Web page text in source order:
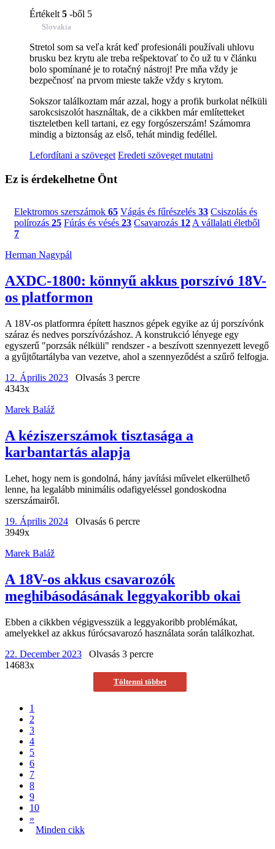
Értékelt 5 -ből 5
Slovakia
Stretol som sa veľa krát keď profesionáli používali uhlovu
brusku bez krytu ale treba rešpektovať to čo už tu v článku
bolo spomínané je to rotačný nástroj! Pre mňa vždy je
bezpečnosť na prvom mieste takže vždy s krytom.
Sokszor találkoztam már azzal, hogy a profik burkolat nélküli
sarokcsiszolót használtak, de a cikkben már említetteket
tiszteletben kell tartani, ez egy forgószerszám! Számomra
mindig a biztonság az első, tehát mindig fedéllel.
Lefordítani a szöveget Eredeti szöveget mutatni
Ez is érdekelhetne Önt
Elektromos szerszámok 65 Vágás és fűrészelés 33 Csiszolás és
polírozás 25 Fúrás és vésés 23 Csavarozás 12A vállalati életből
7
Herman Nagypál
AXDC-1800: könnyű akkus porszívó 18V-
os platformon
A 18V-os platformra épített hasznos gépek egyike az új porszívónk
száraz és nedves porszívózáshoz. A konstrukció lényege egy
egyszerű "porzsák nélküli" rendszer - a beszívott szennyezett levegő
a gyűjtőtartályba van vezetve, ahol a szennyeződést a szűrő felfogja.
12. Április 2023
Olvasás 3 percre
4343x
Marek Baláž
A kéziszerszámok tisztasága a
karbantartás alapja
Lehet, hogy nem is gondolná, hány javítási művelet elkerülhető
lenne, ha legalább minimális odafigyeléssel gondoskodna
szerszámairől.
19. Április 2024
Olvasás 6 percre
3949x
Marek Baláž
A 18V-os akkus csavarozók
meghibásodásának leggyakoribb okai
Ebben a cikkben végigvesszük a leggyakoribb problémákat,
amelyekkel az akkus fúrócsavarozó használata során találkozhat.
22. December 2023
Olvasás 3 percre
14683x
Töltenni többet
1
2
3
4
5
6
7
8
9
10
»
Minden cikk